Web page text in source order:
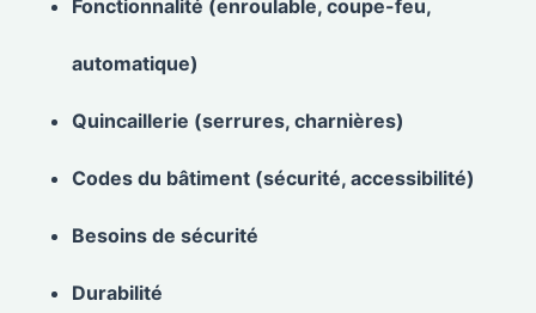
Fonctionnalité (enroulable, coupe-feu,
automatique)
Quincaillerie (serrures, charnières)
Codes du bâtiment (sécurité, accessibilité)
Besoins de sécurité
Durabilité